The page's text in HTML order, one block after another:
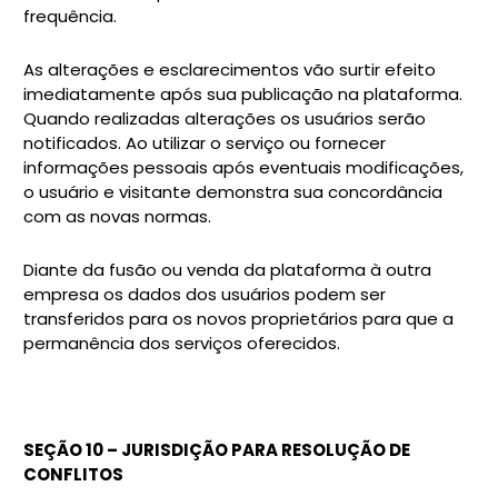
frequência.
As alterações e esclarecimentos vão surtir efeito
imediatamente após sua publicação na plataforma.
Quando realizadas alterações os usuários serão
notificados. Ao utilizar o serviço ou fornecer
informações pessoais após eventuais modificações,
o usuário e visitante demonstra sua concordância
com as novas normas.
Diante da fusão ou venda da plataforma à outra
empresa os dados dos usuários podem ser
transferidos para os novos proprietários para que a
permanência dos serviços oferecidos.
SEÇÃO 10 – JURISDIÇÃO PARA RESOLUÇÃO DE
CONFLITOS